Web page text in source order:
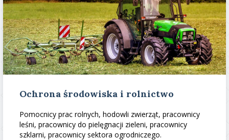
Ochrona środowiska i rolnictwo
Pomocnicy prac rolnych, hodowli zwierząt, pracownicy
leśni, pracownicy do pielęgnacji zieleni, pracownicy
szklarni, pracownicy sektora ogrodniczego.